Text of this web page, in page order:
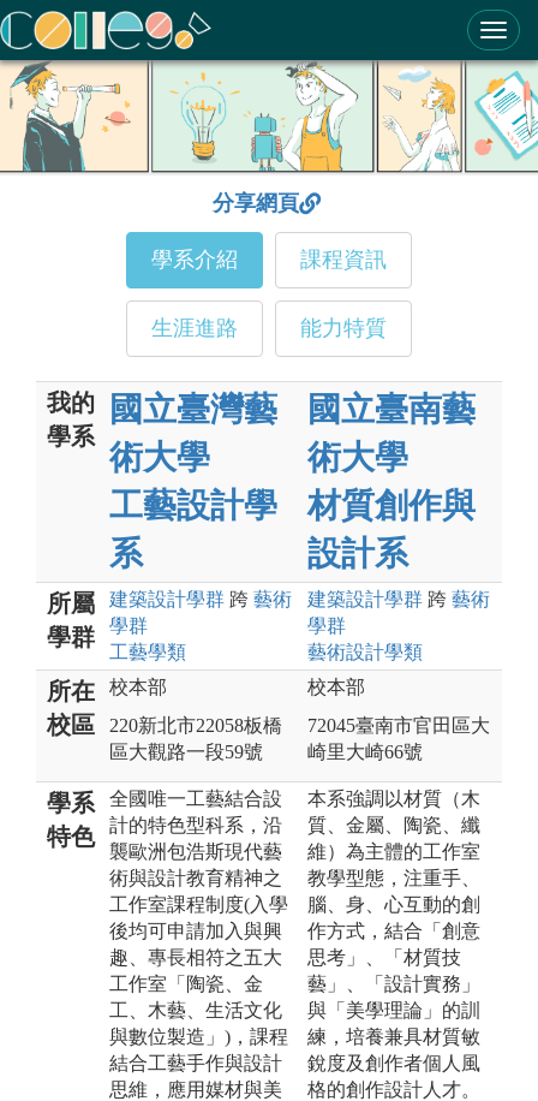
ColleGo! 大學選才與高中育才輔助系統
分享網頁
學系介紹 課程資訊
生涯進路 能力特質
我的
學系
國立臺灣藝
術大學
工藝設計學
系
國立臺南藝
術大學
材質創作與
設計系
所屬
學群
建築設計學群 跨 藝術
學群
工藝學類
建築設計學群 跨 藝術
學群
藝術設計學類
所在
校區
校本部
220新北市22058板橋
區大觀路一段59號
校本部
72045臺南市官田區大
崎里大崎66號
學系
特色
全國唯一工藝結合設
計的特色型科系，沿
襲歐洲包浩斯現代藝
術與設計教育精神之
工作室課程制度(入學
後均可申請加入與興
趣、專長相符之五大
工作室「陶瓷、金
工、木藝、生活文化
與數位製造」)，課程
結合工藝手作與設計
思維，應用媒材與美
本系強調以材質（木
質、金屬、陶瓷、纖
維）為主體的工作室
教學型態，注重手、
腦、身、心互動的創
作方式，結合「創意
思考」、「材質技
藝」、「設計實務」
與「美學理論」的訓
練，培養兼具材質敏
銳度及創作者個人風
格的創作設計人才。